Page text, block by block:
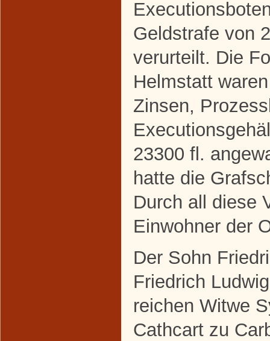
Geldstrafe von
verurteilt. Die
Helmstatt
Zinsen,
23300 fl.
hatte die
Durch all diese
Einwohner der
Der Sohn
Friedrich
reichen Witwe
Cathcart zu